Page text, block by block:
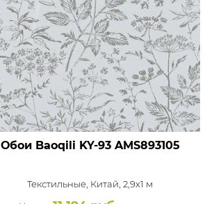
Обои Baoqili KY-93AMS893105
Текстильные, Китай, 2,9x1 м